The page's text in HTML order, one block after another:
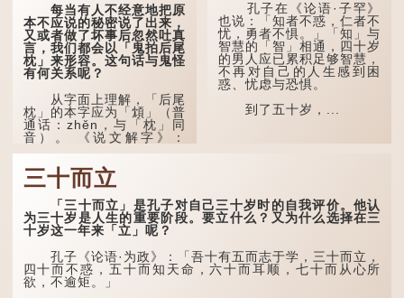
曹操《对酒歌》就曾写
道："耄耋皆得以寿终，恩
泽广及草木昆虫。"
到了一百岁呢？
颐"。 《礼记.曲礼
上》："百年曰期颐。"郑玄
注："期，犹要也；颐，养
也。不知衣服食味，孝子要
尽养...
每当有人不经意地把原
本不应说的秘密说了出来，
又或者做了坏事后忽然吐真
言，我们都会以「鬼拍后尾
枕」来形容。这句话与鬼怪
有何关系呢？
从字面上理解，「后尾
枕」的本字应为「䪴」（普
通话：zhěn，与「枕」同
音）。 《说文解字》：
后部与枕头接触的地方。
民间流传有一种说法，
人会将一些不欲为人所知的
记忆藏于颈后之处。如果忽
然吐真言，就好像被不明东
西（如鬼魂）在后脑拍了一
下，藏在脑中的秘密便脱口
而出。
因此...
孔子在《论语·子罕》
也说：「知者不惑，仁者不
忧，勇者不惧。」「知」与
智慧的「智」相通，四十岁
的男人应已累积足够智慧，
不再对自己的人生感到困
惑、忧虑与恐惧。
到了五十岁，...
三十而立
「三十而立」是孔子对自己三十岁时的自我评价。他认
为三十岁是人生的重要阶段。要立什么？又为什么选择在三
十岁这一年来「立」呢？
孔子《论语·为政》：「吾十有五而志于学，三十而立，
四十而不惑，五十而知天命，六十而耳顺，七十而从心所
欲，不逾矩。」